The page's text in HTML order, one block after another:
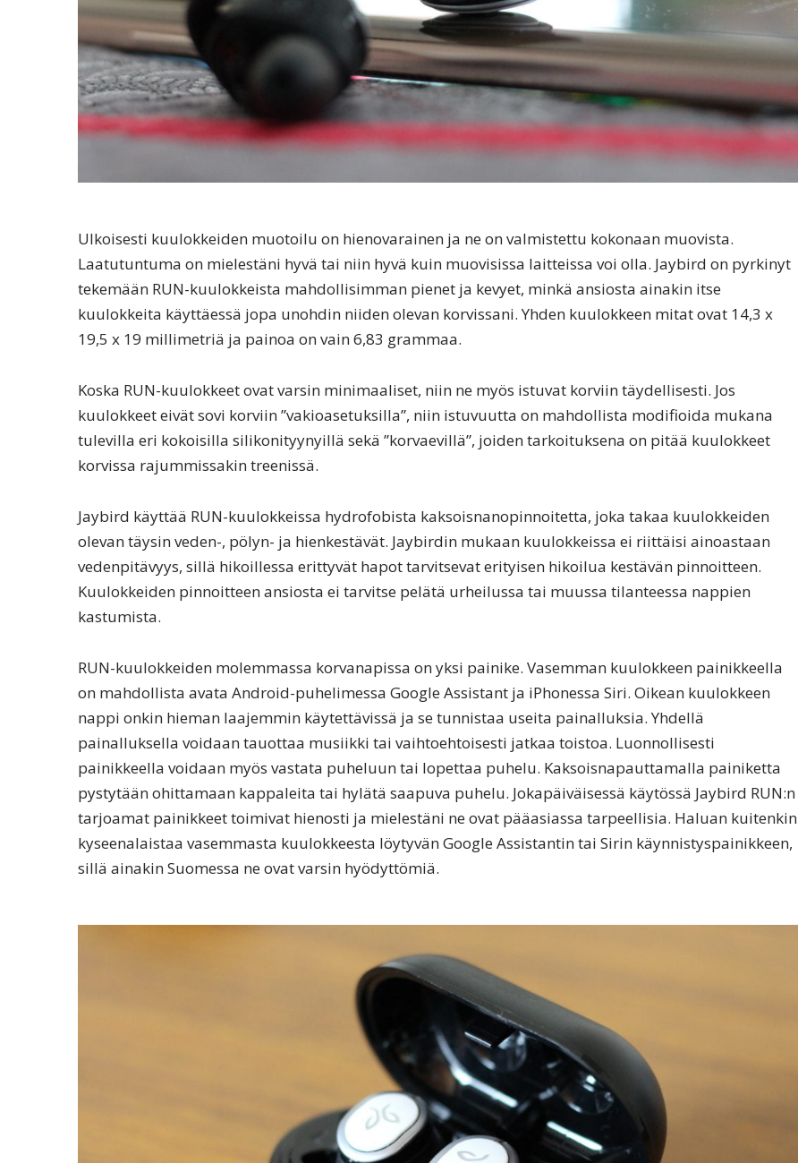
Ulkoisesti kuulokkeiden muotoilu on hienovarainen ja ne on valmistettu kokonaan muovista.
Laatutuntuma on mielestäni hyvä tai niin hyvä kuin muovisissa laitteissa voi olla. Jaybird on pyrkinyt
tekemään RUN-kuulokkeista mahdollisimman pienet ja kevyet, minkä ansiosta ainakin itse
kuulokkeita käyttäessä jopa unohdin niiden olevan korvissani. Yhden kuulokkeen mitat ovat 14,3 x
19,5 x 19 millimetriä ja painoa on vain 6,83 grammaa.
Koska RUN-kuulokkeet ovat varsin minimaaliset, niin ne myös istuvat korviin täydellisesti. Jos
kuulokkeet eivät sovi korviin ”vakioasetuksilla”, niin istuvuutta on mahdollista modifioida mukana
tulevilla eri kokoisilla silikonityynyillä sekä ”korvaevillä”, joiden tarkoituksena on pitää kuulokkeet
korvissa rajummissakin treenissä.
Jaybird käyttää RUN-kuulokkeissa hydrofobista kaksoisnanopinnoitetta, joka takaa kuulokkeiden
olevan täysin veden-, pölyn- ja hienkestävät. Jaybirdin mukaan kuulokkeissa ei riittäisi ainoastaan
vedenpitävyys, sillä hikoillessa erittyvät hapot tarvitsevat erityisen hikoilua kestävän pinnoitteen.
Kuulokkeiden pinnoitteen ansiosta ei tarvitse pelätä urheilussa tai muussa tilanteessa nappien
kastumista.
RUN-kuulokkeiden molemmassa korvanapissa on yksi painike. Vasemman kuulokkeen painikkeella
on mahdollista avata Android-puhelimessa Google Assistant ja iPhonessa Siri. Oikean kuulokkeen
nappi onkin hieman laajemmin käytettävissä ja se tunnistaa useita painalluksia. Yhdellä
painalluksella voidaan tauottaa musiikki tai vaihtoehtoisesti jatkaa toistoa. Luonnollisesti
painikkeella voidaan myös vastata puheluun tai lopettaa puhelu. Kaksoisnapauttamalla painiketta
pystytään ohittamaan kappaleita tai hylätä saapuva puhelu. Jokapäiväisessä käytössä Jaybird RUN:n
tarjoamat painikkeet toimivat hienosti ja mielestäni ne ovat pääasiassa tarpeellisia. Haluan kuitenkin
kyseenalaistaa vasemmasta kuulokkeesta löytyvän Google Assistantin tai Sirin käynnistyspainikkeen,
sillä ainakin Suomessa ne ovat varsin hyödyttömiä.